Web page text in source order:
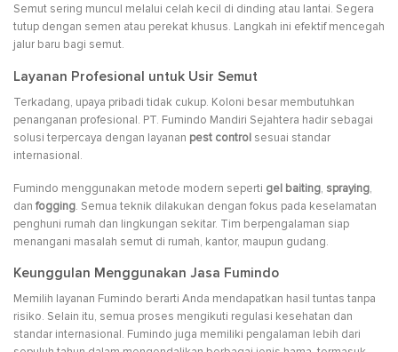
Semut sering muncul melalui celah kecil di dinding atau lantai. Segera
tutup dengan semen atau perekat khusus. Langkah ini efektif mencegah
jalur baru bagi semut.
Layanan Profesional untuk Usir Semut
Terkadang, upaya pribadi tidak cukup. Koloni besar membutuhkan
penanganan profesional. PT. Fumindo Mandiri Sejahtera hadir sebagai
solusi terpercaya dengan layanan pest control sesuai standar
internasional.
Fumindo menggunakan metode modern seperti gel baiting, spraying,
dan fogging. Semua teknik dilakukan dengan fokus pada keselamatan
penghuni rumah dan lingkungan sekitar. Tim berpengalaman siap
menangani masalah semut di rumah, kantor, maupun gudang.
Keunggulan Menggunakan Jasa Fumindo
Memilih layanan Fumindo berarti Anda mendapatkan hasil tuntas tanpa
risiko. Selain itu, semua proses mengikuti regulasi kesehatan dan
standar internasional. Fumindo juga memiliki pengalaman lebih dari